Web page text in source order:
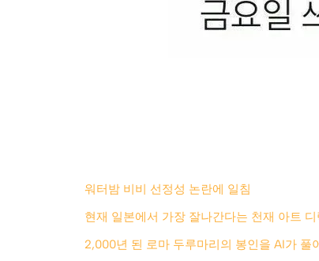
워터밤 비비 선정성 논란에 일침
현재 일본에서 가장 잘나간다는 천재 아트
2,000년 된 로마 두루마리의 봉인을 AI가 풀